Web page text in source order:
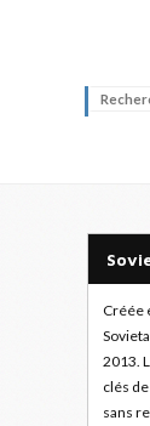
Créée
2013.
clés
sans